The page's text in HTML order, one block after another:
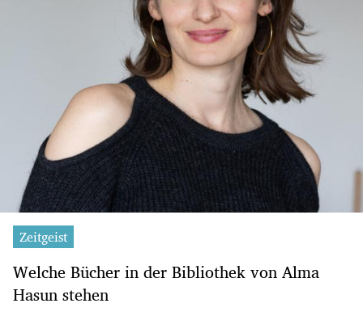
Zeitgeist
Welche Bücher in der Bibliothek von Alma
Hasun stehen